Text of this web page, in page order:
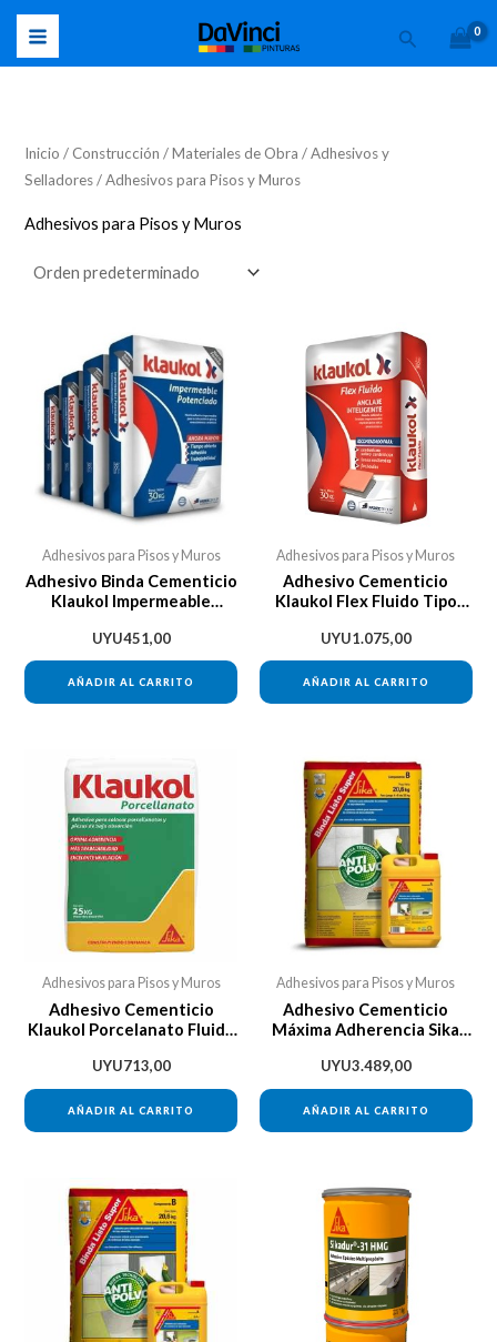
Buscar
Inicio / Construcción /Materiales de Obra /Adhesivos y
Selladores/ Adhesivos para Pisos y Muros
Adhesivos para Pisos y Muros
Adhesivos para Pisos y Muros
Adhesivo Binda Cementicio
Klaukol Impermeable
UYU451,00
AÑADIR AL CARRITO
Adhesivos para Pisos y Muros
Adhesivo Cementicio
Klaukol Flex Fluido Tipo
UYU1.075,00
AÑADIR AL CARRITO
Adhesivos para Pisos y Muros
Adhesivo Cementicio
Klaukol Porcelanato Fluido
UYU713,00
AÑADIR AL CARRITO
Adhesivos para Pisos y Muros
Adhesivo Cementicio
Máxima Adherencia Sika
UYU3.489,00
AÑADIR AL CARRITO